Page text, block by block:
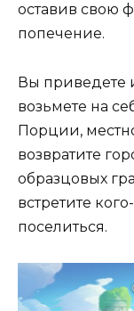
оставив свою
попечение.
Вы приведете
возьмете на
Порции,
возвратите
образцовых
встретите
поселиться.